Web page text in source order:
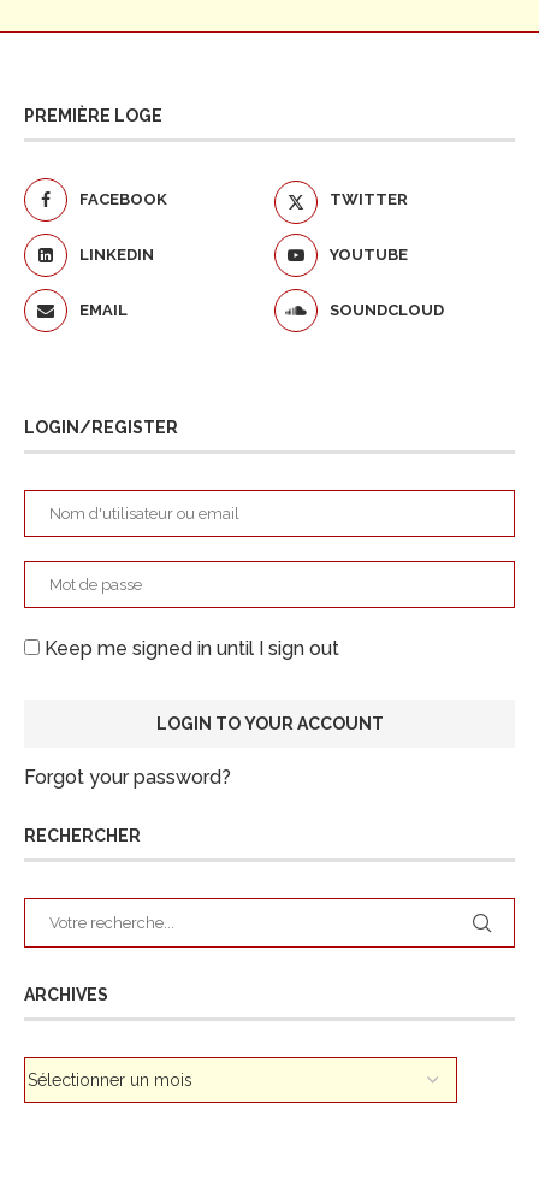
PREMIÈRE LOGE
FACEBOOK TWITTER
LINKEDIN YOUTUBE
EMAIL SOUNDCLOUD
LOGIN/REGISTER
Keep me signed in until I sign out
Forgot your password?
RECHERCHER
ARCHIVES